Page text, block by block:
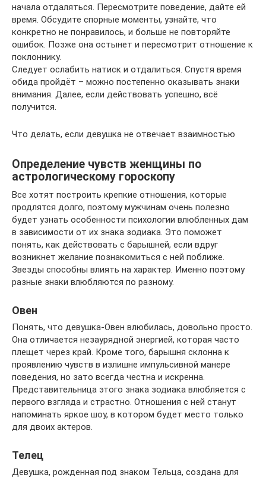
начала отдаляться. Пересмотрите поведение, дайте ей
время. Обсудите спорные моменты, узнайте, что
конкретно не понравилось, и больше не повторяйте
ошибок. Позже она остынет и пересмотрит отношение к
поклоннику.
Следует ослабить натиск и отдалиться. Спустя время
обида пройдёт – можно постепенно оказывать знаки
внимания. Далее, если действовать успешно, всё
получится.
Что делать, если девушка не отвечает взаимностью
Определение чувств женщины по
астрологическому гороскопу
Все хотят построить крепкие отношения, которые
продлятся долго, поэтому мужчинам очень полезно
будет узнать особенности психологии влюбленных дам
в зависимости от их знака зодиака. Это поможет
понять, как действовать с барышней, если вдруг
возникнет желание познакомиться с ней поближе.
Звезды способны влиять на характер. Именно поэтому
разные знаки влюбляются по разному.
Овен
Понять, что девушка-Овен влюбилась, довольно просто.
Она отличается незаурядной энергией, которая часто
плещет через край. Кроме того, барышня склонна к
проявлению чувств в излишне импульсивной манере
поведения, но зато всегда честна и искренна.
Представительница этого знака зодиака влюбляется с
первого взгляда и страстно. Отношения с ней станут
напоминать яркое шоу, в котором будет место только
для двоих актеров.
Телец
Девушка, рожденная под знаком Тельца, создана для